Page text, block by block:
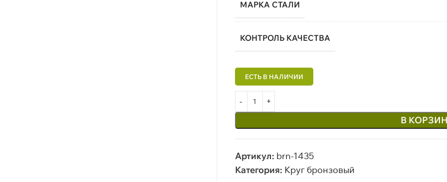
МАРКА СТАЛИ
КОНТРОЛЬ КАЧЕСТВА
В
Артикул: brn-1435
Категория: Круг бронзовый